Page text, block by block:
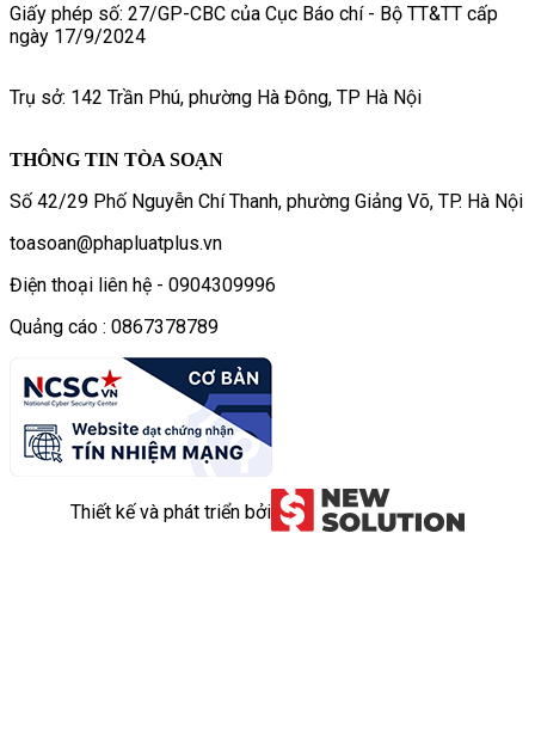
Giấy phép số: 27/GP-CBC của Cục Báo chí - Bộ TT&TT cấp
ngày 17/9/2024
Trụ sở: 142 Trần Phú, phường Hà Đông, TP Hà Nội
THÔNG TIN TÒA SOẠN
Số 42/29 Phố Nguyễn Chí Thanh, phường Giảng Võ, TP. Hà Nội
toasoan@phapluatplus.vn
Điện thoại liên hệ - 0904309996
Quảng cáo : 0867378789
Thiết kế và phát triển bởi